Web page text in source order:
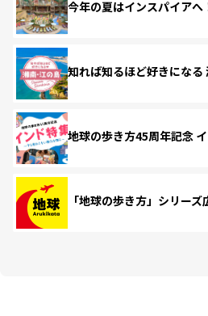
今年の夏はインスパイアへ
知れば知るほど好きになる
地球の歩き方45周年記念
「地球の歩き方」シリー